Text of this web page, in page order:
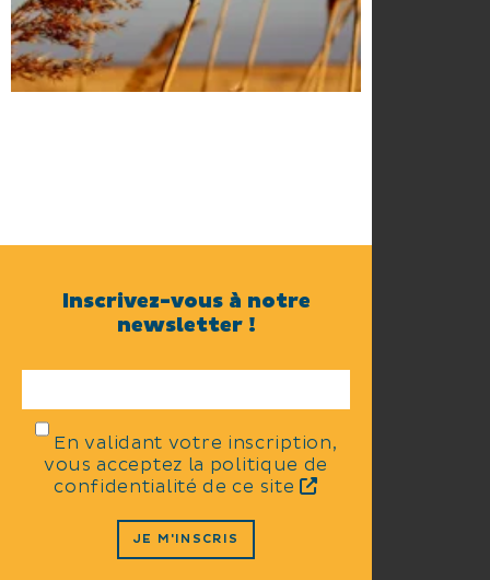
Inscrivez-vous à notre
newsletter !
En validant votre inscription,
vous acceptez la politique de
confidentialité de ce site
JE M'INSCRIS